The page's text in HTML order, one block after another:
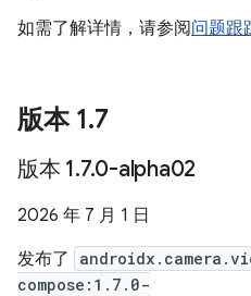
如需了解详情，请参阅问题跟
版本 1.7
版本 1.7.0-alpha02
2026 年 7 月 1 日
发布了
compose:1.7.0-